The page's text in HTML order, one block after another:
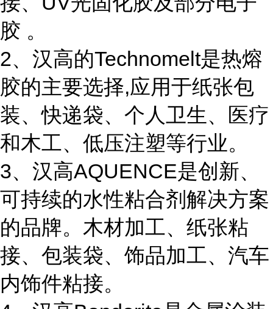
胶 。
2、汉高的Technomelt是热熔
胶的主要选择,应用于纸张包
装、快递袋、个人卫生、医疗
和木工、低压注塑等行业。
3、汉高AQUENCE是创新、
可持续的水性粘合剂解决方案
的品牌。木材加工、纸张粘
接、包装袋、饰品加工、汽车
内饰件粘接。